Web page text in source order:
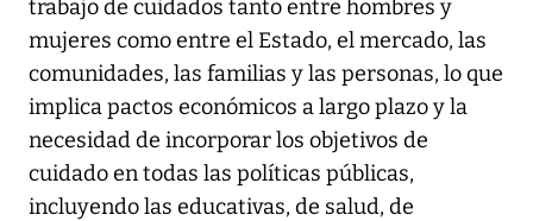
trabajo de cuidados tanto entre hombres y
mujeres como entre el Estado, el mercado, las
comunidades, las familias y las personas, lo que
implica pactos económicos a largo plazo y la
necesidad de incorporar los objetivos de
cuidado en todas las políticas públicas,
incluyendo las educativas, de salud, de